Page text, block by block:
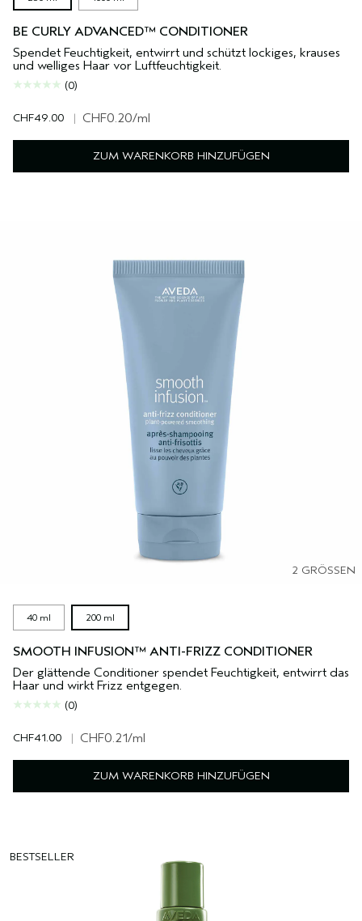
BE CURLY ADVANCED™ CONDITIONER
Spendet Feuchtigkeit, entwirrt und schützt lockiges, krauses
und welliges Haar vor Luftfeuchtigkeit.
(0)
CHF49.00 | CHF0.20/ml
ZUM WARENKORB HINZUFÜGEN
2 GRÖSSEN
40 ml 200 ml
SMOOTH INFUSION™ ANTI-FRIZZ CONDITIONER
Der glättende Conditioner spendet Feuchtigkeit, entwirrt das
Haar und wirkt Frizz entgegen.
(0)
CHF41.00 | CHF0.21/ml
ZUM WARENKORB HINZUFÜGEN
BESTSELLER